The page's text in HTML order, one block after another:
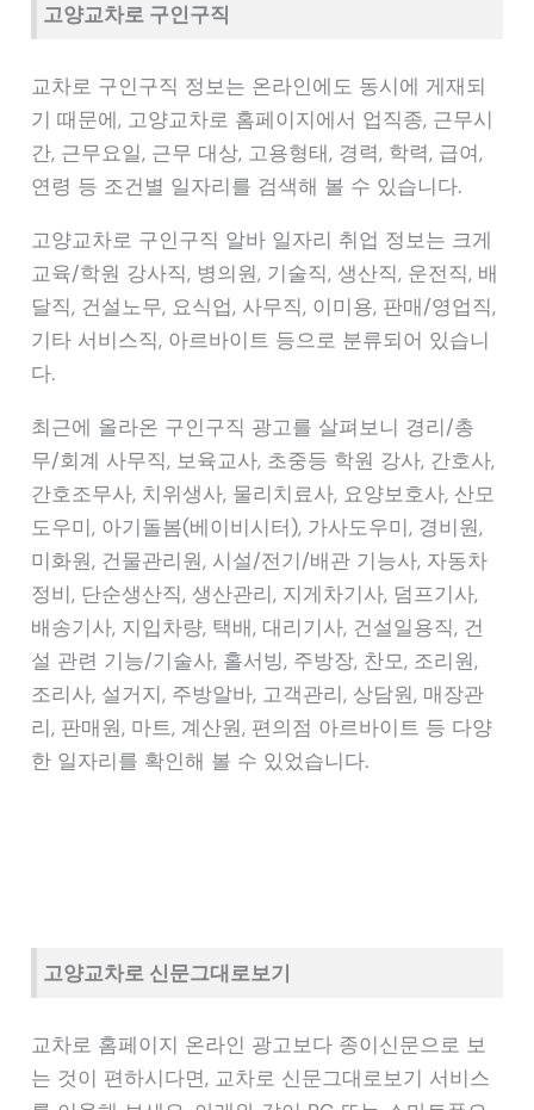
고양교차로 구인구직
교차로 구인구직 정보는 온라인에도 동시에 게재되
기 때문에, 고양교차로 홈페이지에서 업직종, 근무시
간, 근무요일, 근무 대상, 고용형태, 경력, 학력, 급여,
연령 등 조건별 일자리를 검색해 볼 수 있습니다.
고양교차로 구인구직 알바 일자리 취업 정보는 크게
교육/학원 강사직, 병의원, 기술직, 생산직, 운전직, 배
달직, 건설노무, 요식업, 사무직, 이미용, 판매/영업직,
기타 서비스직, 아르바이트 등으로 분류되어 있습니
다.
최근에 올라온 구인구직 광고를 살펴보니 경리/총
무/회계 사무직, 보육교사, 초중등 학원 강사, 간호사,
간호조무사, 치위생사, 물리치료사, 요양보호사, 산모
도우미, 아기돌봄(베이비시터), 가사도우미, 경비원,
미화원, 건물관리원, 시설/전기/배관 기능사, 자동차
정비, 단순생산직, 생산관리, 지게차기사, 덤프기사,
배송기사, 지입차량, 택배, 대리기사, 건설일용직, 건
설 관련 기능/기술사, 홀서빙, 주방장, 찬모, 조리원,
조리사, 설거지, 주방알바, 고객관리, 상담원, 매장관
리, 판매원, 마트, 계산원, 편의점 아르바이트 등 다양
한 일자리를 확인해 볼 수 있었습니다.
고양교차로 신문그대로보기
교차로 홈페이지 온라인 광고보다 종이신문으로 보
는 것이 편하시다면, 교차로 신문그대로보기 서비스